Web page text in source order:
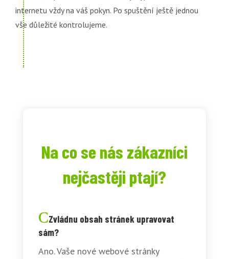
internetu vždy na váš pokyn. Po spuštění ještě jednou
vše důležité kontrolujeme.
Na co se nás zákazníci
nejčastěji ptají?
Zvládnu obsah stránek upravovat
sám?
Ano. Vaše nové webové stránky